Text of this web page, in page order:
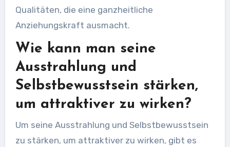
Qualitäten, die eine ganzheitliche
Anziehungskraft ausmacht.
Wie kann man seine
Ausstrahlung und
Selbstbewusstsein stärken,
um attraktiver zu wirken?
Um seine Ausstrahlung und Selbstbewusstsein
zu stärken, um attraktiver zu wirken, gibt es